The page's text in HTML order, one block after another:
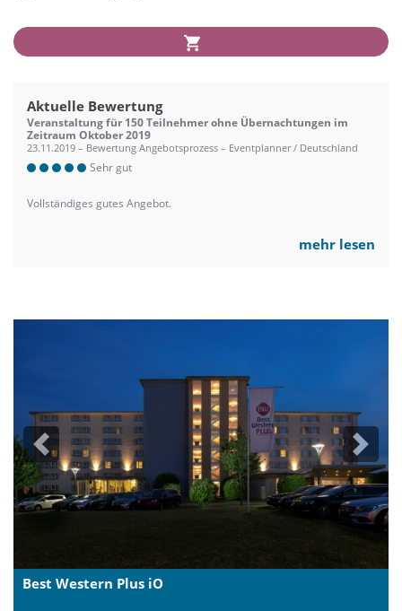
Aktuelle Bewertung
Veranstaltung für 150 Teilnehmer ohne Übernachtungen im
Zeitraum Oktober 2019
23.11.2019 – Bewertung Angebotsprozess – Eventplanner / Deutschland
Sehr gut
Vollständiges gutes Angebot.
mehr lesen
Previous Next
Best Western Plus iO